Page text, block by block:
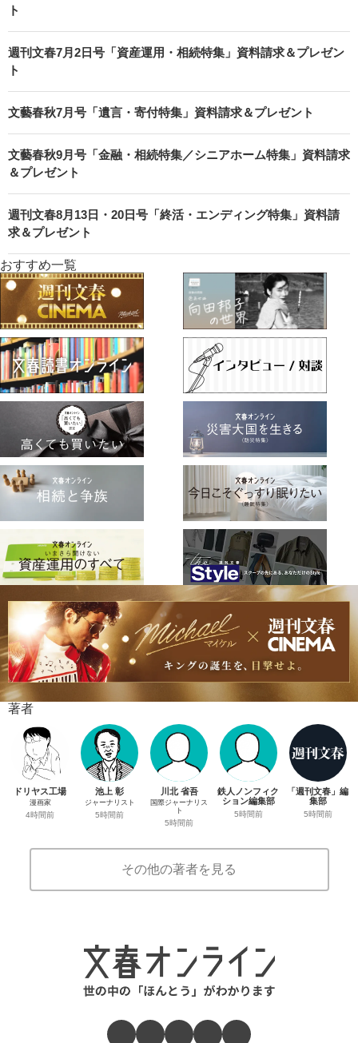
ト
週刊文春7月2日号「資産運用・相続特集」資料請求＆プレゼン
ト
文藝春秋7月号「遺言・寄付特集」資料請求＆プレゼント
文藝春秋9月号「金融・相続特集／シニアホーム特集」資料請求
＆プレゼント
週刊文春8月13日・20日号「終活・エンディング特集」資料請
求＆プレゼント
おすすめ一覧
著者
ドリヤス工場
漫画家
4時間前
池上 彰
ジャーナリスト
5時間前
川北 省吾
国際ジャーナリス
ト
5時間前
鉄人ノンフィク
ション編集部
5時間前
「週刊文春」編
集部
5時間前
その他の著者を見る